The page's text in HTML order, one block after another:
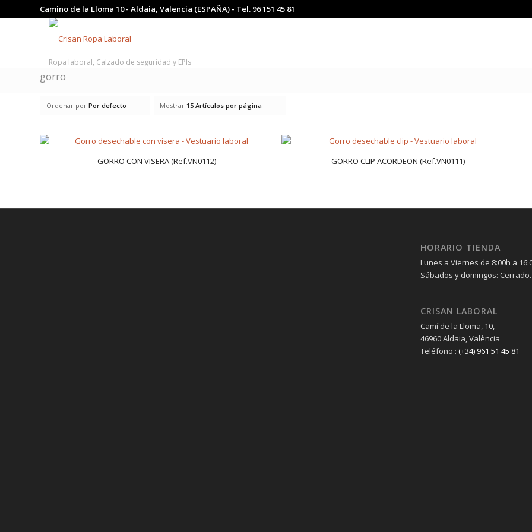
Camino de la Lloma 10 - Aldaia, Valencia (ESPAÑA) - Tel. 96 151 45 81
Ropa laboral, Calzado de seguridad y EPIs
gorro
Ordenar por Por defecto Mostrar 15 Artículos por página
GORRO CON VISERA (Ref.VN0112) GORRO CLIP ACORDEON (Ref.VN0111)
HORARIO TIENDA
Lunes a Viernes de 8:00h a
Sábados y domingos: Cerrado.
CRISAN LABORAL
Camí de la Lloma, 10,
46960 Aldaia, València
Teléfono :(+34) 961 51 45 81